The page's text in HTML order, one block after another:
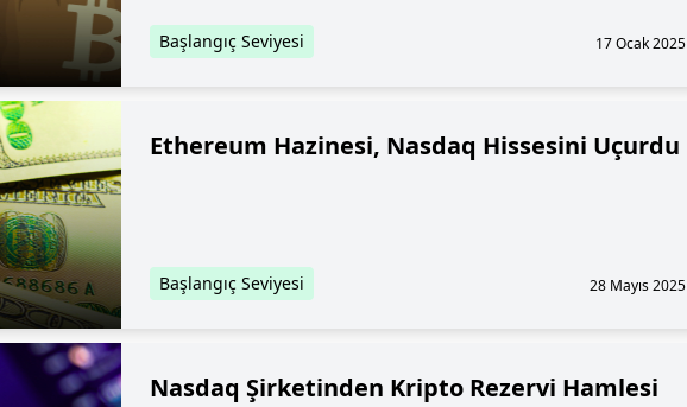
Başlangıç Seviyesi 17 Ocak 2025
Ethereum Hazinesi, Nasdaq Hissesini Uçurdu
Başlangıç Seviyesi 28 Mayıs 2025
Nasdaq Şirketinden Kripto Rezervi Hamlesi